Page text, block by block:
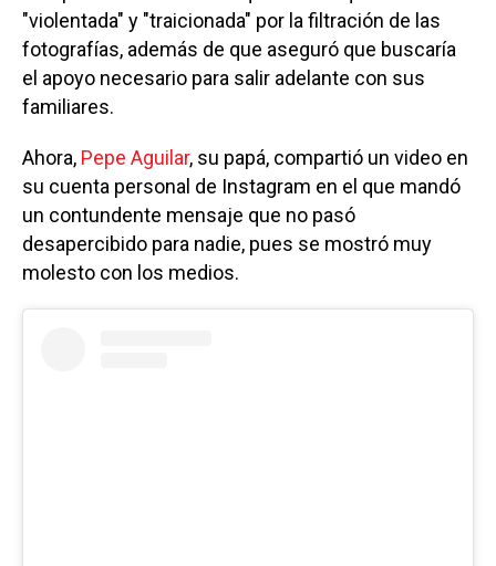
"violentada" y "traicionada" por la filtración de las
fotografías, además de que aseguró que buscaría
el apoyo necesario para salir adelante con sus
familiares.
Ahora, Pepe Aguilar, su papá, compartió un video en
su cuenta personal de Instagram en el que mandó
un contundente mensaje que no pasó
desapercibido para nadie, pues se mostró muy
molesto con los medios.